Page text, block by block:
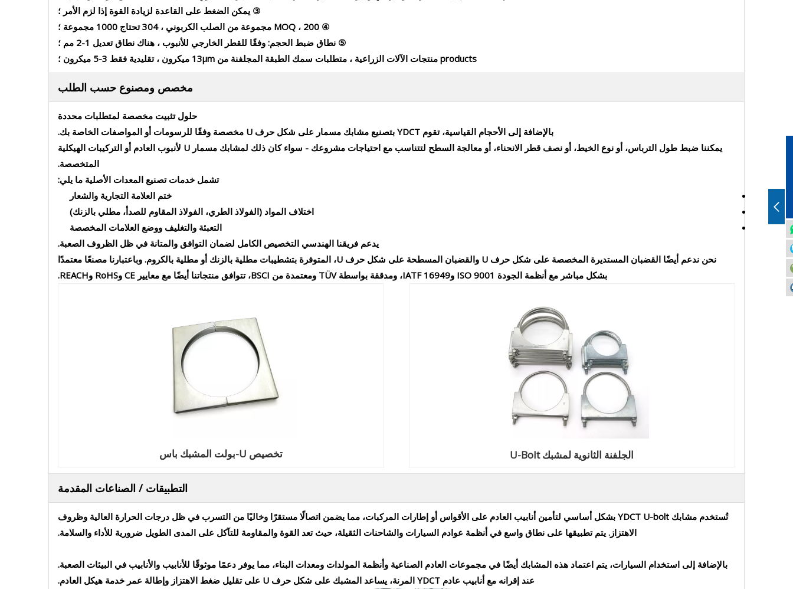
③ يمكن الضغط على القاعدة لزيادة القوة إذا لزم الأمر ؛
④ MOQ ، 200 مجموعة من الصلب الكربوني ، 304 تحتاج 1000 مجموعة ؛
⑤ نطاق ضبط الحجم: وفقًا للقطر الخارجي للأنبوب ، هناك نطاق تعديل 1-2 مم ؛
products منتجات الآلات الزراعية ، متطلبات سمك الطبقة المجلفنة من 13μm ميكرون ، تقليدية فقط 3-5 ميكرون ؛
مخصص ومصنوع حسب الطلب
حلول تثبيت مخصصة لمتطلبات محددة
بالإضافة إلى الأحجام القياسية، تقوم YDCT بتصنيع مشابك مسمار على شكل حرف U مخصصة وفقًا للرسومات أو المواصفات الخاصة بك.
يمكننا ضبط طول الترباس، أو نوع الخيط، أو نصف قطر الانحناء، أو معالجة السطح لتتناسب مع احتياجات مشروعك - سواء كان ذلك لمشابك مسمار U لأنبوب العادم أو التركيبات الهيكلية
المتخصصة.
تشمل خدمات تصنيع المعدات الأصلية ما يلي:
ختم العلامة التجارية والشعار
اختلاف المواد (الفولاذ الطري، الفولاذ المقاوم للصدأ، مطلي بالزنك)
التعبئة والتغليف ووضع العلامات المخصصة
يدعم فريقنا الهندسي التخصيص الكامل لضمان التوافق والمتانة في ظل الظروف الصعبة.
نحن ندعم أيضًا القضبان المستديرة المخصصة على شكل حرف U والقضبان المسطحة على شكل حرف U، المتوفرة بتشطيبات مطلية بالزنك أو مطلية بالكروم. وباعتبارنا مصنعًا معتمدًا
بشكل مباشر مع أنظمة الجودة ISO 9001 وIATF 16949، ومدققة بواسطة TÜV ومعتمدة من BSCI، تتوافق منتجاتنا أيضًا مع معايير CE وRoHS وREACH.
الجلفنة الثانوية لمشبك U-Bolt تخصيص U-بولت المشبك باس
التطبيقات / الصناعات المقدمة
تُستخدم مشابك YDCT U-bolt بشكل أساسي لتأمين أنابيب العادم على الأقواس أو إطارات المركبات، مما يضمن اتصالًا مستقرًا وخاليًا من التسرب في ظل درجات الحرارة العالية وظروف
الاهتزاز. يتم تطبيقها على نطاق واسع في أنظمة عوادم السيارات والشاحنات الثقيلة، حيث تعد القوة والمقاومة للتآكل على المدى الطويل ضرورية للأداء والسلامة.
بالإضافة إلى استخدام السيارات، يتم اعتماد هذه المشابك أيضًا في مجموعات العادم الصناعية وأنظمة المولدات ومعدات البناء، مما يوفر دعمًا موثوقًا للأنابيب والأنابيب في البيئات الصعبة.
عند إقرانه مع أنابيب عادم YDCT المرنة، يساعد المشبك على شكل حرف U على تقليل ضغط الاهتزاز وإطالة عمر خدمة هيكل العادم.